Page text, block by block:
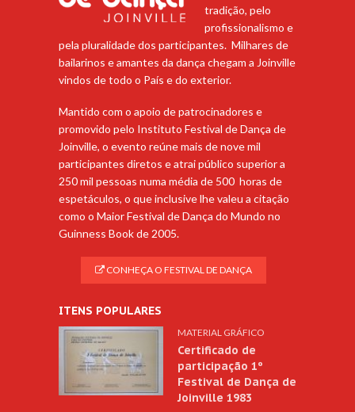
tradição, pelo
profissionalismo e
pela pluralidade dos participantes. Milhares de
bailarinos e amantes da dança chegam a Joinville
vindos de todo o País e do exterior.
Mantido com o apoio de patrocinadores e
promovido pelo Instituto Festival de Dança de
Joinville, o evento reúne mais de nove mil
participantes diretos e atrai público superior a
250 mil pessoas numa média de 500 horas de
espetáculos, o que inclusive lhe valeu a citação
como o Maior Festival de Dança do Mundo no
Guinness Book de 2005.
CONHEÇA O FESTIVAL DE DANÇA
ITENS POPULARES
MATERIAL GRÁFICO
Certificado de
participação 1º
Festival de Dança de
Joinville 1983